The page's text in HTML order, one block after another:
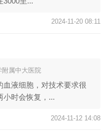
2024-11-20 08:11
附属中大医院
血液细胞，对技术要求很
小时会恢复，...
2024-11-12 14:08